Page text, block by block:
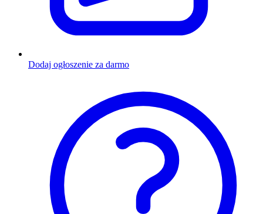
Dodaj ogłoszenie za darmo